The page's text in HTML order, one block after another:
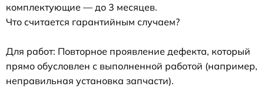
комплектующие — до 3 месяцев.
Что считается гарантийным случаем?
Для работ: Повторное проявление дефекта, который
прямо обусловлен с выполненной работой (например,
неправильная установка запчасти).